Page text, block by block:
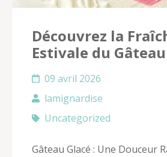
Découvrez la
Estivale du
09 avril 2026
lamignardise
Uncategorized
Gâteau Glacé : Une Douceur